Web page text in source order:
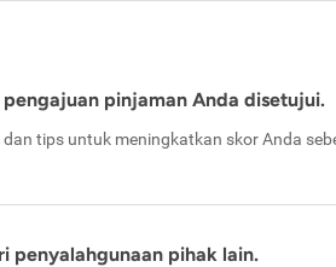
pinjaman Anda disetujui.
tips untuk meningkatkan skor Anda
penyalahgunaan pihak lain.